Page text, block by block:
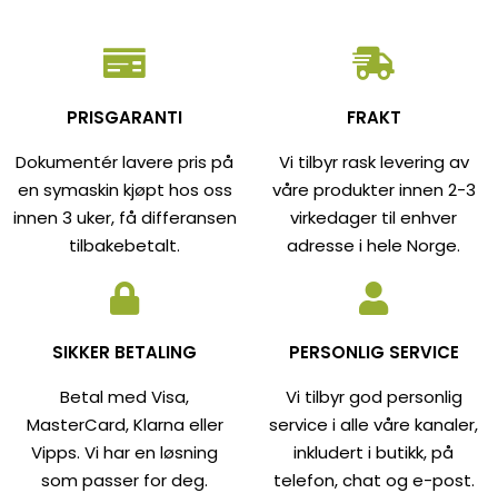
PRISGARANTI
Dokumentér lavere pris på
en symaskin kjøpt hos oss
innen 3 uker, få differansen
tilbakebetalt.
FRAKT
Vi tilbyr rask levering av
våre produkter innen 2-3
virkedager til enhver
adresse i hele Norge.
SIKKER BETALING
Betal med Visa,
MasterCard, Klarna eller
Vipps. Vi har en løsning
som passer for deg.
PERSONLIG SERVICE
Vi tilbyr god personlig
service i alle våre kanaler,
inkludert i butikk, på
telefon, chat og e-post.